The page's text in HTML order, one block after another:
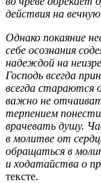
действия на вечную
Однако покаяние
себе осознания
надеждой на
Господь всегда
всегда стараются
важно не
терпением
врачевать душу.
в молитве от
обращаться в
и ходатайства о
тексте.